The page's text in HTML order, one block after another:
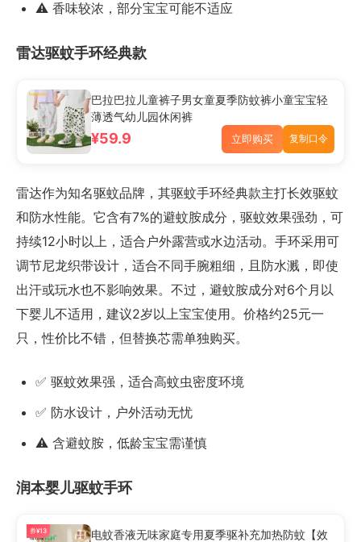
⚠️ 香味较浓，部分宝宝可能不适应
雷达驱蚊手环经典款
巴拉巴拉儿童裤子男女童夏季防蚊裤小童宝宝轻
薄透气幼儿园休闲裤
¥59.9 立即购买 复制口令
雷达作为知名驱蚊品牌，其驱蚊手环经典款主打长效驱蚊
和防水性能。它含有7%的避蚊胺成分，驱蚊效果强劲，可
持续12小时以上，适合户外露营或水边活动。手环采用可
调节尼龙织带设计，适合不同手腕粗细，且防水溅，即使
出汗或玩水也不影响效果。不过，避蚊胺成分对6个月以
下婴儿不适用，建议2岁以上宝宝使用。价格约25元一
只，性价比不错，但替换芯需单独购买。
✅ 驱蚊效果强，适合高蚊虫密度环境
✅ 防水设计，户外活动无忧
⚠️ 含避蚊胺，低龄宝宝需谨慎
润本婴儿驱蚊手环
券¥13
电蚊香液无味家庭专用夏季驱补充加热防蚊【效